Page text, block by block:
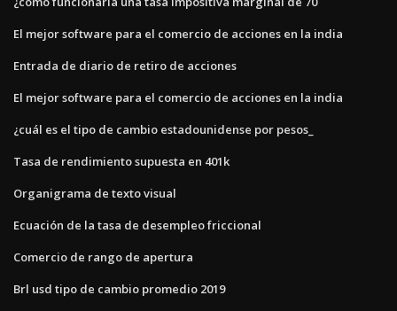
El mejor software para el comercio de acciones en la india
Entrada de diario de retiro de acciones
El mejor software para el comercio de acciones en la india
¿cuál es el tipo de cambio estadounidense por pesos_
Tasa de rendimiento supuesta en 401k
Organigrama de texto visual
Ecuación de la tasa de desempleo friccional
Comercio de rango de apertura
Brl usd tipo de cambio promedio 2019